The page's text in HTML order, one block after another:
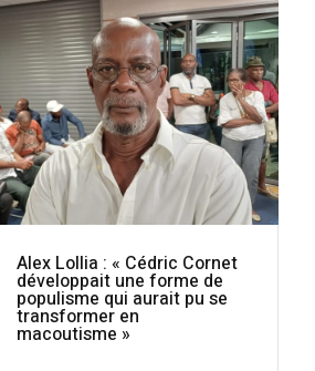
Alex Lollia : « Cédric Cornet
développait une forme de
populisme qui aurait pu se
transformer en
macoutisme »